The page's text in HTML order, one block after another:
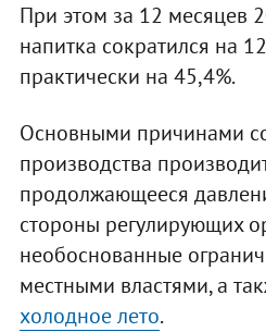
При этом за 12 месяцев
напитка сократился на
практически на 45,4%.
Основными причинами
производства
продолжающееся
стороны регулирующих
необоснованные
местными властями, а
холодное лето.